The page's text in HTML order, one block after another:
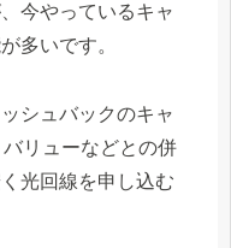
今やっているキャ
多いです。
シュバックのキャ
リューなどとの併
光回線を申し込む